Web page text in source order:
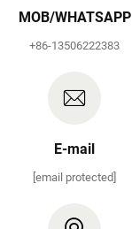
MOB/WHATSAPP
+86-13506222383
E-mail
[email protected]